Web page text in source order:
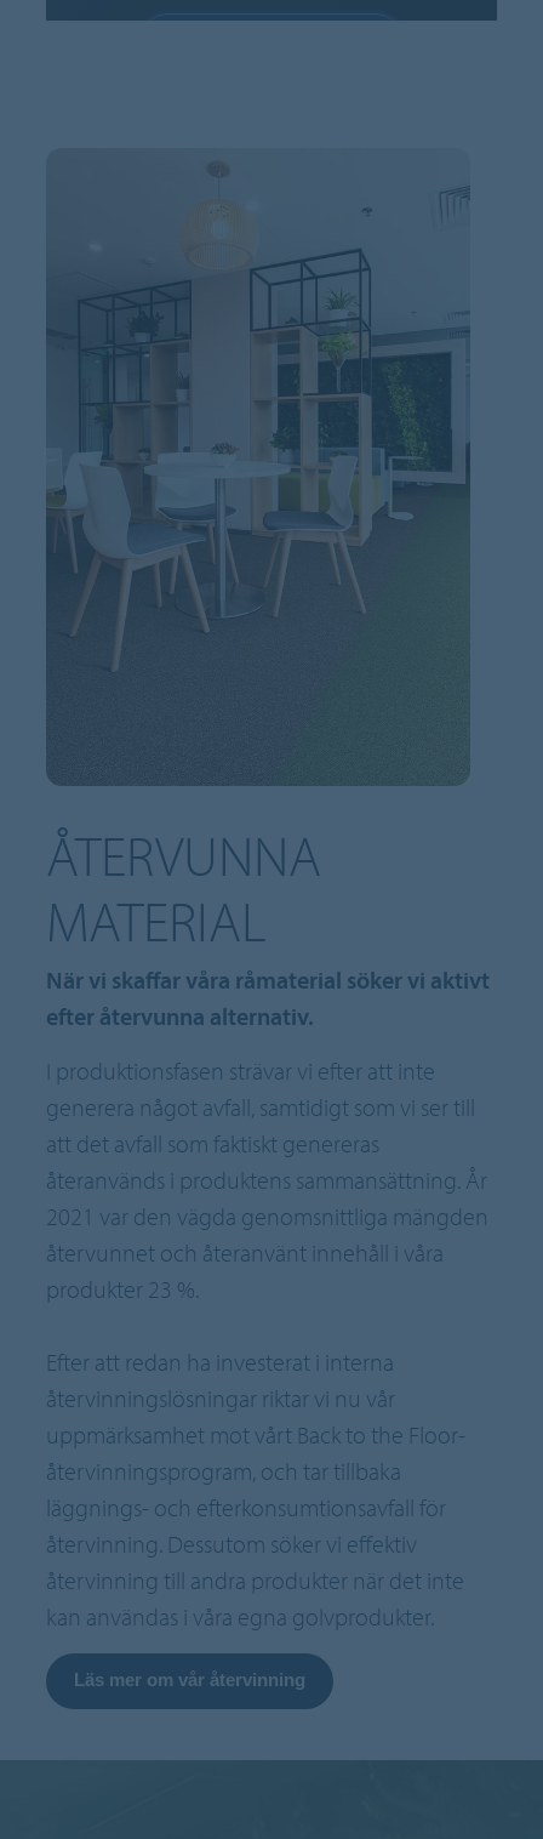
ÅTERVUNNA
MATERIAL
När vi skaffar våra råmaterial söker vi aktivt
efter återvunna alternativ.
I produktionsfasen strävar vi efter att inte
generera något avfall, samtidigt som vi ser till
att det avfall som faktiskt genereras
återanvänds i produktens sammansättning. År
2021 var den vägda genomsnittliga mängden
återvunnet och återanvänt innehåll i våra
produkter 23 %.
Efter att redan ha investerat i interna
återvinningslösningar riktar vi nu vår
uppmärksamhet mot vårt Back to the Floor-
återvinningsprogram, och tar tillbaka
läggnings- och efterkonsumtionsavfall för
återvinning. Dessutom söker vi effektiv
återvinning till andra produkter när det inte
kan användas i våra egna golvprodukter.
Läs mer om vår återvinning